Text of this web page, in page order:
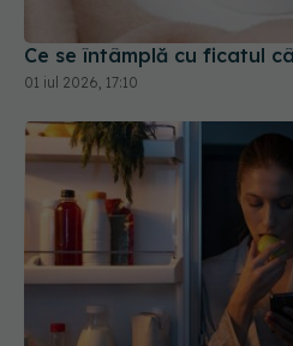
Ce se întâmplă cu ficatul
01 iul 2026, 17:10